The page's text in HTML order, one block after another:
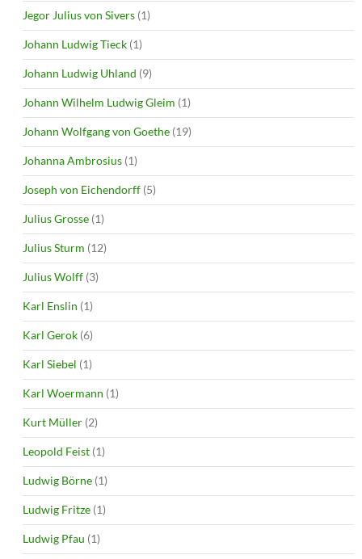
Jegor Julius von Sivers (1)
Johann Ludwig Tieck (1)
Johann Ludwig Uhland (9)
Johann Wilhelm Ludwig Gleim (1)
Johann Wolfgang von Goethe (19)
Johanna Ambrosius (1)
Joseph von Eichendorff (5)
Julius Grosse (1)
Julius Sturm (12)
Julius Wolff (3)
Karl Enslin (1)
Karl Gerok (6)
Karl Siebel (1)
Karl Woermann (1)
Kurt Müller (2)
Leopold Feist (1)
Ludwig Börne (1)
Ludwig Fritze (1)
Ludwig Pfau (1)